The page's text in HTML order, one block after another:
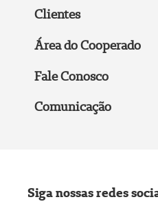
Clientes
Área do Cooperado
Fale Conosco
Comunicação
Siga nossas redes